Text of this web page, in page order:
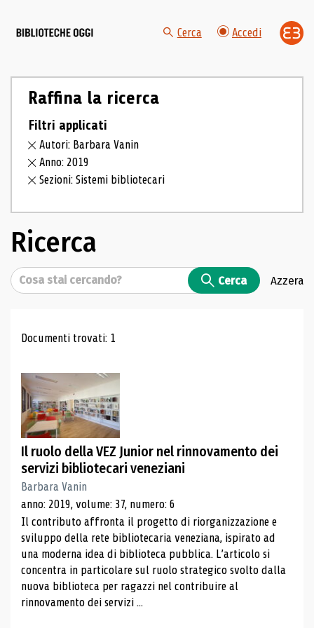
Cerca Accedi
Raffina la ricerca
Filtri applicati
Autori: Barbara Vanin
Anno: 2019
Sezioni: Sistemi bibliotecari
Ricerca
Cerca Cerca Azzera
Risultati di ricerca
Documenti trovati: 1
Il ruolo della VEZ Junior nel rinnovamento dei
servizi bibliotecari veneziani
Barbara Vanin
anno: 2019, volume: 37, numero: 6
Il contributo affronta il progetto di riorganizzazione e
sviluppo della rete bibliotecaria veneziana, ispirato ad
una moderna idea di biblioteca pubblica. L’articolo si
concentra in particolare sul ruolo strategico svolto dalla
nuova biblioteca per ragazzi nel contribuire al
rinnovamento dei servizi ...